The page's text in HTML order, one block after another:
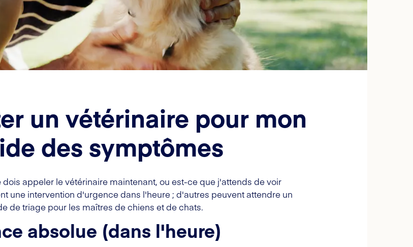
un vétérinaire pour mon
des symptômes
appeler le vétérinaire maintenant, ou est-ce que j'attends de voir
une intervention d'urgence dans l'heure ; d'autres peuvent attendre un
de triage pour les maîtres de chiens et de chats.
absolue (dans l'heure)